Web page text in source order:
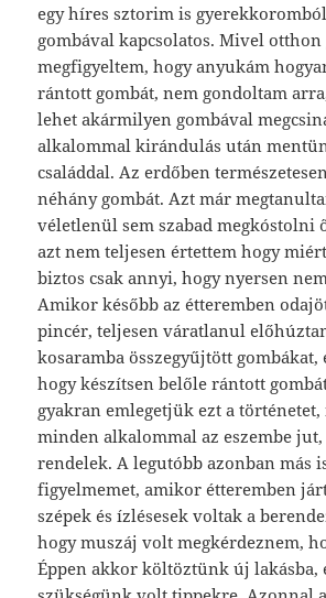
egy híres sztorim is
gombával kapcsolatos. Mivel
megfigyeltem, hogy anyukám
rántott gombát, nem gondoltam
lehet akármilyen gombával
alkalommal kirándulás után
családdal. Az erdőben
néhány gombát. Azt már
véletlenül sem szabad megkóstolni
azt nem teljesen értettem hogy
biztos csak annyi, hogy nyersen
Amikor később az étteremben
pincér, teljesen váratlanul
kosaramba összegyűjtött gombákat,
hogy készítsen belőle rántott
gyakran emlegetjük ezt a történetet,
minden alkalommal az eszembe
rendelek. A legutóbb azonban más
figyelmemet, amikor étteremben
szépek és ízlésesek voltak a
hogy muszáj volt megkérdeznem,
Éppen akkor költöztünk új lakásba,